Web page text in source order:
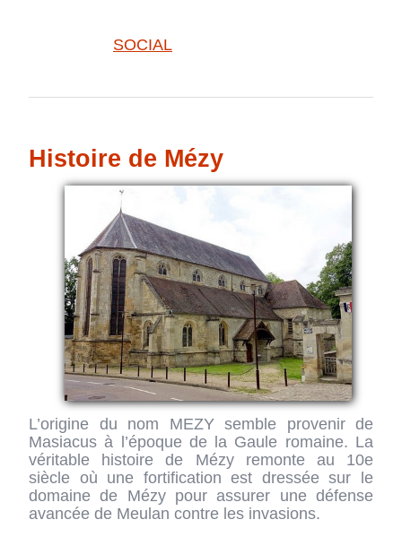
SOCIAL
Histoire de Mézy
L’origine du nom MEZY semble provenir de
Masiacus à l’époque de la Gaule romaine. La
véritable histoire de Mézy remonte au 10e
siècle où une fortification est dressée sur le
domaine de Mézy pour assurer une défense
avancée de Meulan contre les invasions.